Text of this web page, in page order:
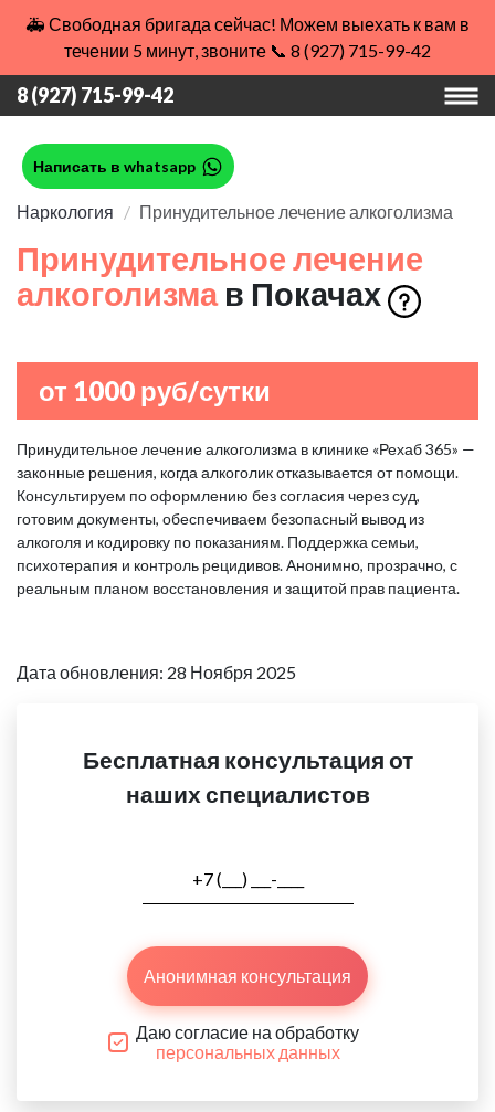
🚑 Свободная бригада сейчас! Можем выехать к вам в
течении 5 минут, звоните 📞 8 (927) 715-99-42
8 (927) 715-99-42
Написать в whatsapp
Наркология Принудительное лечение алкоголизма
Принудительное лечение
алкоголизма в Покачах
от 1000 руб/сутки
Принудительное лечение алкоголизма в клинике «Рехаб 365» —
законные решения, когда алкоголик отказывается от помощи.
Консультируем по оформлению без согласия через суд,
готовим документы, обеспечиваем безопасный вывод из
алкоголя и кодировку по показаниям. Поддержка семьи,
психотерапия и контроль рецидивов. Анонимно, прозрачно, с
реальным планом восстановления и защитой прав пациента.
Дата обновления: 28 Ноября 2025
Бесплатная консультация от
наших специалистов
Анонимная консультация
Даю согласие на обработку
персональных данных